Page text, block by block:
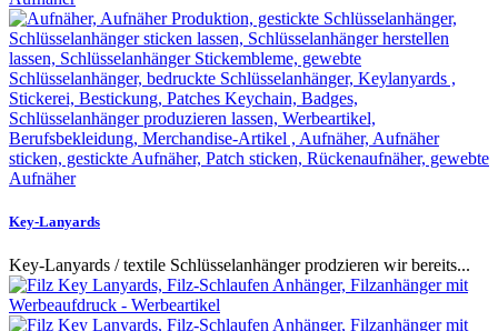
Key-Lanyards
Key-Lanyards / textile Schlüsselanhänger prodzieren wir bereits...